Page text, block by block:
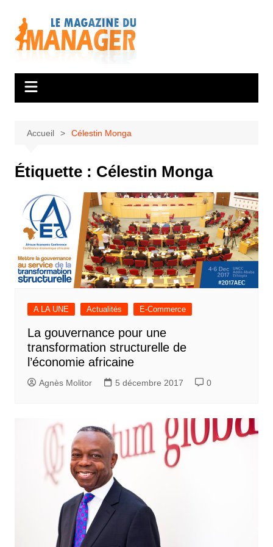
contenu
Accueil Célestin Monga
Étiquette : Célestin Monga
A LA UNE Actualités E-Commerce
La gouvernance pour une
transformation structurelle de
l’économie africaine
Agnès Molitor 5 décembre 2017 0